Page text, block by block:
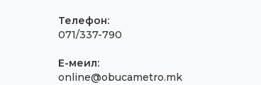
Телефон:
071/337-790
E-меил:
online@obucametro.mk